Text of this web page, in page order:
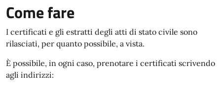
Come fare
I certificati e gli estratti degli atti di stato civile sono
rilasciati, per quanto possibile, a vista.
È possibile, in ogni caso, prenotare i certificati scrivendo
agli indirizzi: